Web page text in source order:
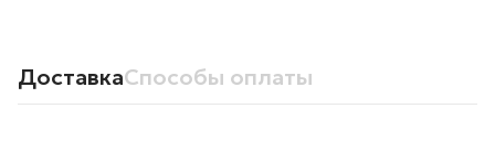
ДоставкаСпособы оплаты